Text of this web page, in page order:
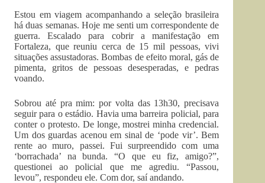
Estou em viagem acompanhando a seleção brasileira
há duas semanas. Hoje me senti um correspondente de
guerra. Escalado para cobrir a manifestação em
Fortaleza, que reuniu cerca de 15 mil pessoas, vivi
situações assustadoras. Bombas de efeito moral, gás de
pimenta, gritos de pessoas desesperadas, e pedras
voando.
Sobrou até pra mim: por volta das 13h30, precisava
seguir para o estádio. Havia uma barreira policial, para
conter o protesto. De longe, mostrei minha credencial.
Um dos guardas acenou em sinal de ‘pode vir’. Bem
rente ao muro, passei. Fui surpreendido com uma
‘borrachada’ na bunda. “O que eu fiz, amigo?”,
questionei ao policial que me agrediu. “Passou,
levou”, respondeu ele. Com dor, saí andando.